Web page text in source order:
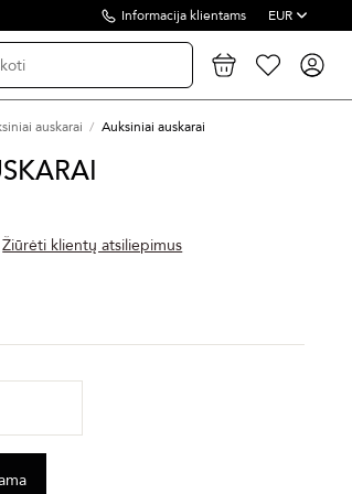
Informacija klientams EUR
auskarai Auksiniai auskarai
Žiūrėti klientų atsiliepimus